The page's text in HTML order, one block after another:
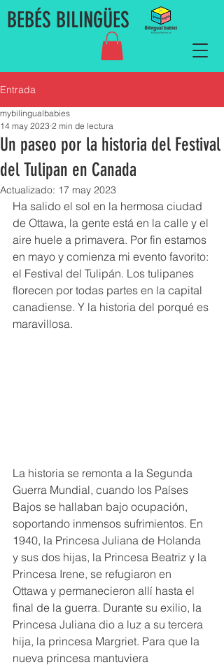
BEBÉS BILINGÜES
Entrada
Un paseo por la historia del Festival
del Tulipan en Canada
mybilingualbabies
14 may 2023 2 min de lectura
Actualizado: 17 may 2023
Ha salido el sol en la hermosa ciudad
de Ottawa, la gente está en la calle y el
aire huele a primavera. Por fin estamos
en mayo y comienza mi evento favorito:
el Festival del Tulipán. Los tulipanes
florecen por todas partes en la capital
canadiense. Y la historia del porqué es
maravillosa.
La historia se remonta a la Segunda
Guerra Mundial, cuando los Países
Bajos se hallaban bajo ocupación,
soportando inmensos sufrimientos. En
1940, la Princesa Juliana de Holanda
y sus dos hijas, la Princesa Beatriz y la
Princesa Irene, se refugiaron en
Ottawa y permanecieron allí hasta el
final de la guerra. Durante su exilio, la
Princesa Juliana dio a luz a su tercera
hija, la princesa Margriet. Para que la
nueva princesa mantuviera